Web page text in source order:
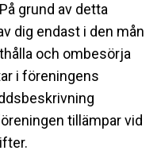
grund av detta
dig endast i den mån
och ombesörja
i föreningens
tillämpar vid